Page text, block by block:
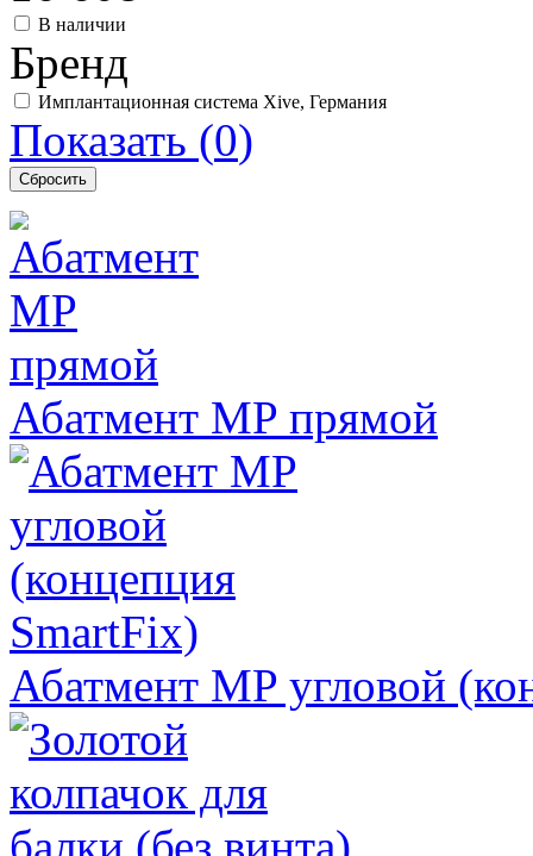
В наличии
Бренд
Имплантационная система Xive, Германия
Показать (0)
Абатмент MP прямой
Абатмент MP угловой